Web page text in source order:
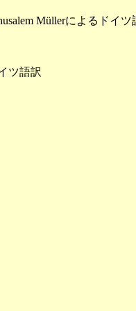
Müllerによるドイツ
ツ語訳